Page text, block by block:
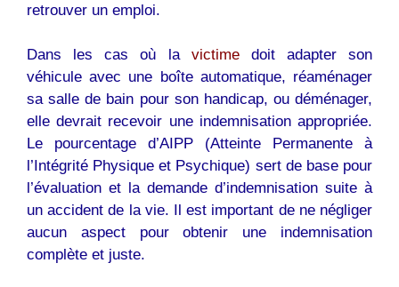
retrouver un emploi.
Dans les cas où la victimedoit adapter son
véhicule avec une boîte automatique, réaménager
sa salle de bain pour son handicap, ou déménager,
elle devrait recevoir une indemnisation appropriée.
Le pourcentage d’AIPP (Atteinte Permanente à
l’Intégrité Physique et Psychique) sert de base pour
l’évaluation et la demande d’indemnisation suite à
un accident de la vie. Il est important de ne négliger
aucun aspect pour obtenir une indemnisation
complète et juste.